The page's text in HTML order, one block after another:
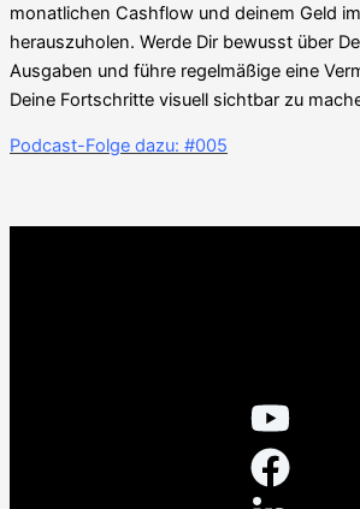
monatlichen Cashflow und deinem Geld
herauszuholen. Werde Dir bewusst über
Ausgaben und führe regelmäßige eine
Deine Fortschritte visuell sichtbar zu
Podcast-Folge dazu: #005